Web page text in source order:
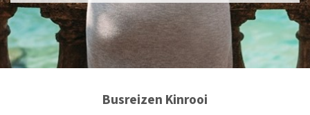
Busreizen Kinrooi